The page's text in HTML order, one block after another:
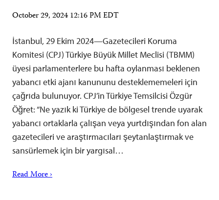
October 29, 2024 12:16 PM EDT
İstanbul, 29 Ekim 2024—Gazetecileri Koruma
Komitesi (CPJ) Türkiye Büyük Millet Meclisi (TBMM)
üyesi parlamenterlere bu hafta oylanması beklenen
yabancı etki ajanı kanununu desteklememeleri için
çağrıda bulunuyor. CPJ’in Türkiye Temsilcisi Özgür
Öğret: “Ne yazık ki Türkiye de bölgesel trende uyarak
yabancı ortaklarla çalışan veya yurtdışından fon alan
gazetecileri ve araştırmacıları şeytanlaştırmak ve
sansürlemek için bir yargısal…
Read More ›